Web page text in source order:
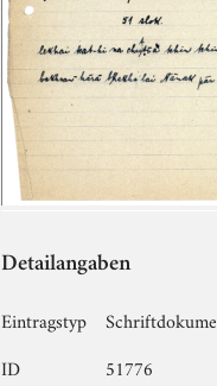
Detailangaben
Eintragstyp
ID
51776